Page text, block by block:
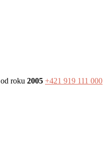
od roku 2005 +421 919 111 000